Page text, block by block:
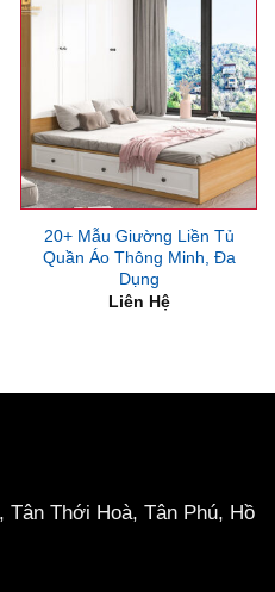
20+ Mẫu Giường Liền Tủ
Quần Áo Thông Minh, Đa
Dụng
Liên Hệ
Tân Thới Hoà, Tân Phú, Hồ